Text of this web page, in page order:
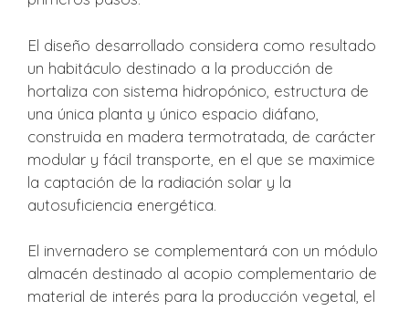
El diseño desarrollado considera como resultado
un habitáculo destinado a la producción de
hortaliza con sistema hidropónico, estructura de
una única planta y único espacio diáfano,
construida en madera termotratada, de carácter
modular y fácil transporte, en el que se maximice
la captación de la radiación solar y la
autosuficiencia energética.
El invernadero se complementará con un módulo
almacén destinado al acopio complementario de
material de interés para la producción vegetal, el